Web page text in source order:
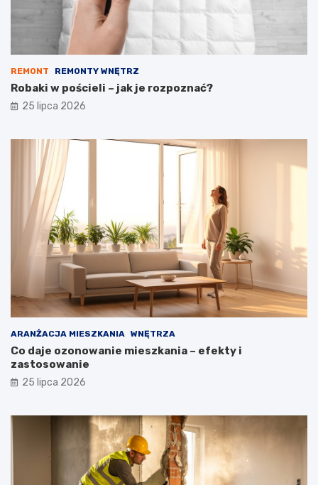
REMONT REMONTY WNĘTRZ
Robaki w pościeli – jak je rozpoznać?
25 lipca 2026
ARANŻACJA MIESZKANIA WNĘTRZA
Co daje ozonowanie mieszkania – efekty i
zastosowanie
25 lipca 2026